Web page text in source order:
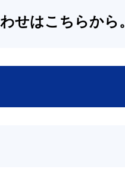
せはこちらから。